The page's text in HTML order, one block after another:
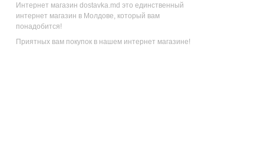
Интернет магазин dostavka.md это единственный
интернет магазин в Молдове, который вам
понадобится!
Приятных вам покупок в нашем интернет магазине!